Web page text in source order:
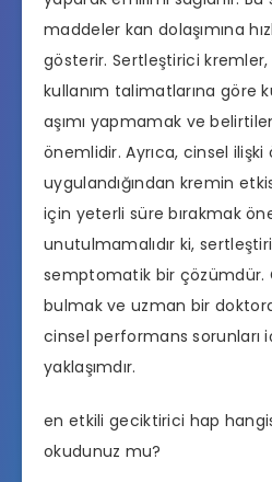
maddeler kan dolaşımına
gösterir. Sertleştirici kremler,
kullanım talimatlarına göre
aşımı yapmamak ve
önemlidir. Ayrıca, cinsel ilişki
uygulandığından kremin
için yeterli süre bırakmak
unutulmamalıdır ki,
semptomatik bir çözümdür.
bulmak ve uzman bir
cinsel performans sorunları
yaklaşımdır.
en etkili geciktirici hap
okudunuz mu?